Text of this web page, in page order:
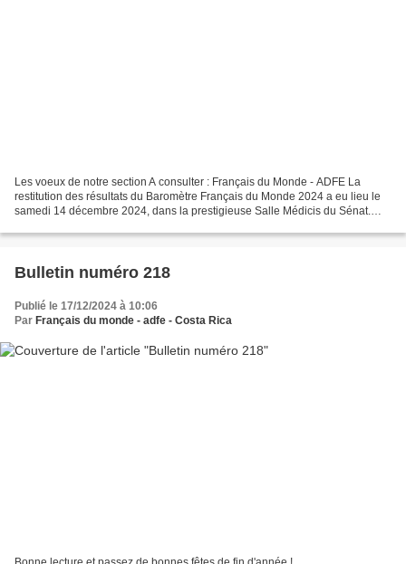
Les voeux de notre section A consulter : Français du Monde - ADFE La
restitution des résultats du Baromètre Français du Monde 2024 a eu lieu le
samedi 14 décembre 2024, dans la prestigieuse Salle Médicis du Sénat.
Bulletin numéro 218
Publié le 17/12/2024 à 10:06
Par Français du monde - adfe - Costa Rica